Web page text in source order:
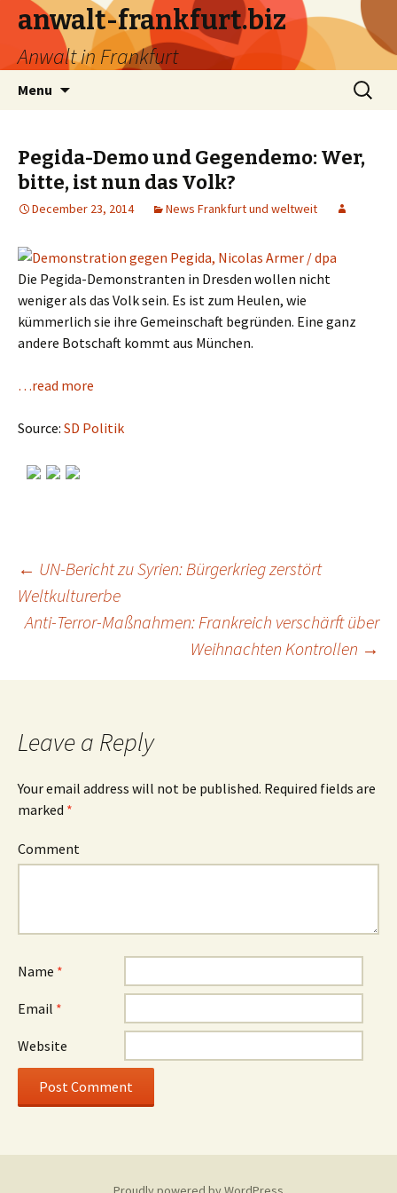
anwalt-frankfurt.biz
Anwalt in Frankfurt
Menu
Search
for:
Pegida-Demo und Gegendemo: Wer,
bitte, ist nun das Volk?
December 23, 2014 News Frankfurt und weltweit
Die Pegida-Demonstranten in Dresden wollen nicht
weniger als das Volk sein. Es ist zum Heulen, wie
kümmerlich sie ihre Gemeinschaft begründen. Eine ganz
andere Botschaft kommt aus München.
…read more
Source: SD Politik
Post
navigation
← UN-Bericht zu Syrien: Bürgerkrieg zerstört
Weltkulturerbe
Anti-Terror-Maßnahmen: Frankreich verschärft über
Weihnachten Kontrollen →
Leave a Reply
Your email address will not be published. Required fields are
marked *
Comment
Name *
Email *
Website